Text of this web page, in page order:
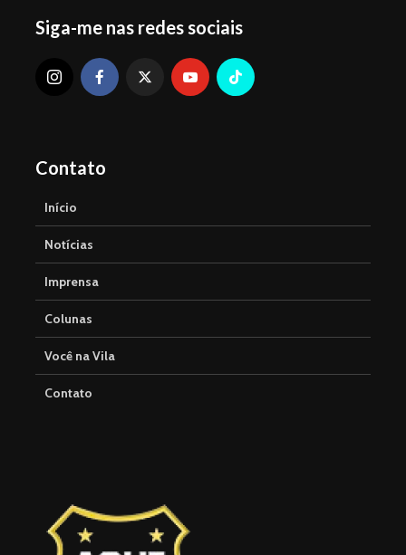
Siga-me nas redes sociais
Contato
Início
Notícias
Imprensa
Colunas
Você na Vila
Contato